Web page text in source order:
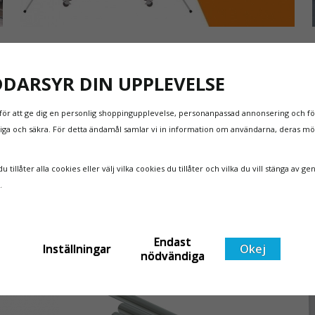
Även om det kan verka högst osannolikt så är våra
regler för rullställning i Sverige slappare än de från
EU i skrivande stund, men detta kommer det bli
med s
SE PRISET
DIN UPPLEVELSE
att ge dig en personlig shoppingupplevelse, personanpassad annonsering och
och säkra. För detta ändamål samlar vi in information om användarna, deras
tillåter alla cookies eller välj vilka cookies du tillåter och vilka du vill stänga av
Inställningar
Endast
nödvändiga
Okej